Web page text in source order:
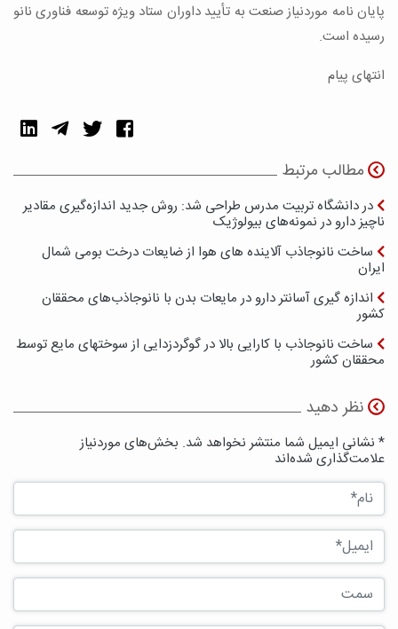
پایان ‌نامه‌ موردنیاز صنعت به تأیید داوران ستاد ویژه‌ توسعه‌ فناوری نانو
رسیده است.
انتهای پیام
مطالب مرتبط
در دانشگاه تربیت مدرس طراحی شد: روش جدید اندازه‌گیری مقادیر
ناچیز دارو در نمونه‌های بیولوژیک
ساخت نانوجاذب آلاینده های هوا از ضایعات درخت بومی شمال
ایران
اندازه گیری آسانتر دارو در مایعات بدن با نانوجاذب‌های محققان
کشور
ساخت نانوجاذب با کارایی بالا در گوگردزدایی از سوختهای مایع توسط
محققان کشور
نظر دهید
* نشانی ایمیل شما منتشر نخواهد شد. بخش‌های موردنیاز
علامت‌گذاری شده‌اند